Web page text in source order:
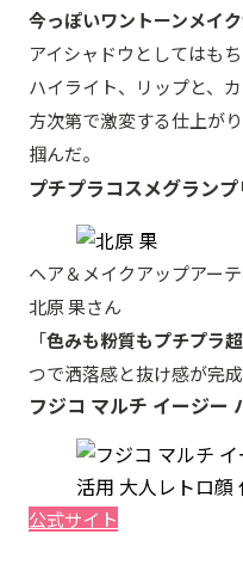
今っぽいワントーンメイ
アイシャドウとしてはも
ハイライト、リップと、
方次第で激変する仕上が
掴んだ。
プチプラコスメグラン
ヘア＆メイクアップアー
北原 果さん
「色みも粉質もプチプラ
つで洒落感と抜け感が完成
フジコ マルチ イージー
公式サイト